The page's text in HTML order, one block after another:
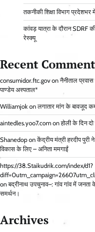
तकनीकी शिक्षा विभाग
कांवड़ यात्रा के दौरान SDRF
रेस्क्यू
Recent
consumidor.ftc.gov onनैनीताल
पाण्डेय अस्पताल*
Williamjok onलगातार मांग के बावजूद
aintedles.yoo7.com onहोली के दिन
Shanedop onकेंद्रीय मंत्री हरदीप
विकास के लिए – अनिता ममगाईं
https://38.Staikudrik.com/index/d1?
onबद्रीनाथ उपचुनाव–: गांव गांव में जनता
समर्थन।
Archives